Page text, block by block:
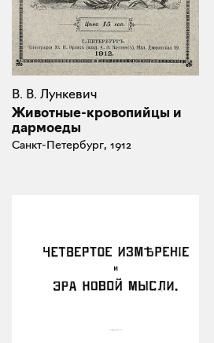
В. В. Лункевич
Животные-кровопийцы и
дармоеды
Санкт-Петербург, 1912